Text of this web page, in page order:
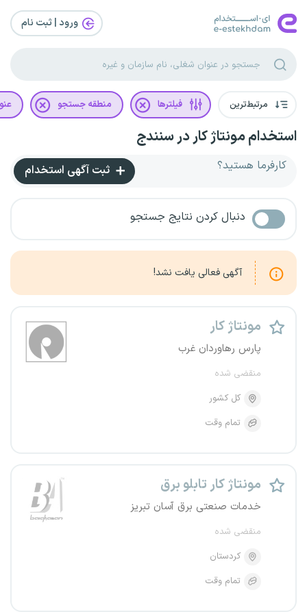
ورود | ثبت‌ نام
مرتبط‌ترین فیلترها منطقه جستجو
استخدام مونتاژ کار در سنندج
کارفرما هستید؟ ثبت آگهی استخدام
دنبال کردن نتایج جستجو
آگهی فعالی یافت نشد!
مونتاژ کار
پارس رهاوردان غرب
منقضی شده
کل کشور
تمام وقت
مونتاژ کار تابلو برق
خدمات صنعتی برق آسان تبریز
منقضی شده
کردستان
تمام وقت